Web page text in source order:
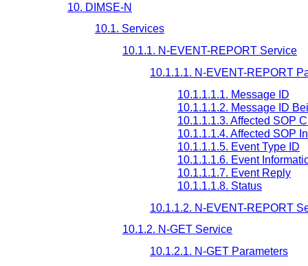
10. DIMSE-N
10.1. Services
10.1.1. N-EVENT-REPORT Service
10.1.1.1. N-EVENT-REPORT
10.1.1.1.1. Message ID
10.1.1.1.2. Message ID
10.1.1.1.3. Affected SOP
10.1.1.1.4. Affected SOP
10.1.1.1.5. Event Type ID
10.1.1.1.6. Event
10.1.1.1.7. Event Reply
10.1.1.1.8. Status
10.1.1.2. N-EVENT-REPORT
10.1.2. N-GET Service
10.1.2.1. N-GET Parameters